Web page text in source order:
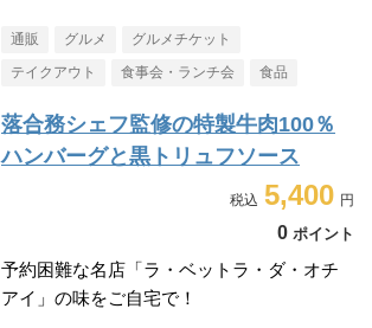
通販 グルメ グルメチケット
テイクアウト 食事会・ランチ会 食品
落合務シェフ監修の特製牛肉100％
ハンバーグと黒トリュフソース
5,400
0 ポイント
予約困難な名店「ラ・ベットラ・ダ・オチ
アイ」の味をご自宅で！